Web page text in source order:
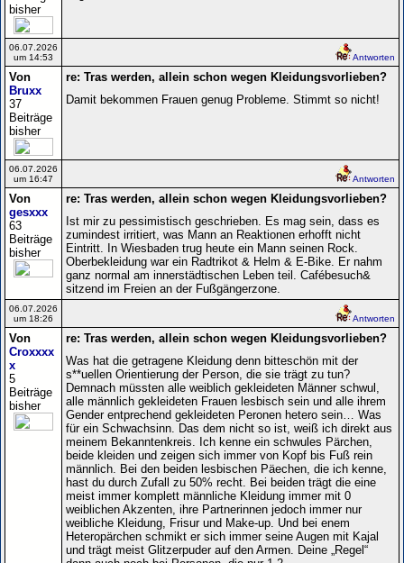
bisher
06.07.2026
um 14:53
Antworten
Von
Bruxx
37
Beiträge
bisher
re: Tras werden, allein schon wegen Kleidungsvorlieben?
Damit bekommen Frauen genug Probleme. Stimmt so nicht!
06.07.2026
um 16:47
Antworten
Von
gesxxx
63
Beiträge
bisher
re: Tras werden, allein schon wegen Kleidungsvorlieben?
Ist mir zu pessimistisch geschrieben. Es mag sein, dass es
zumindest irritiert, was Mann an Reaktionen erhofft nicht
Eintritt. In Wiesbaden trug heute ein Mann seinen Rock.
Oberbekleidung war ein Radtrikot & Helm & E-Bike. Er nahm
ganz normal am innerstädtischen Leben teil. Cafébesuch&
sitzend im Freien an der Fußgängerzone.
06.07.2026
um 18:26
Antworten
Von
Croxxxx
x
5
Beiträge
bisher
re: Tras werden, allein schon wegen Kleidungsvorlieben?
Was hat die getragene Kleidung denn bitteschön mit der
s**uellen Orientierung der Person, die sie trägt zu tun?
Demnach müssten alle weiblich gekleideten Männer schwul,
alle männlich gekleideten Frauen lesbisch sein und alle ihrem
Gender entprechend gekleideten Peronen hetero sein… Was
für ein Schwachsinn. Das dem nicht so ist, weiß ich direkt aus
meinem Bekanntenkreis. Ich kenne ein schwules Pärchen,
beide kleiden und zeigen sich immer von Kopf bis Fuß rein
männlich. Bei den beiden lesbischen Päechen, die ich kenne,
hast du durch Zufall zu 50% recht. Bei beiden trägt die eine
meist immer komplett männliche Kleidung immer mit 0
weiblichen Akzenten, ihre Partnerinnen jedoch immer nur
weibliche Kleidung, Frisur und Make-up. Und bei enem
Heteropärchen schmikt er sich immer seine Augen mit Kajal
und trägt meist Glitzerpuder auf den Armen. Deine „Regel“